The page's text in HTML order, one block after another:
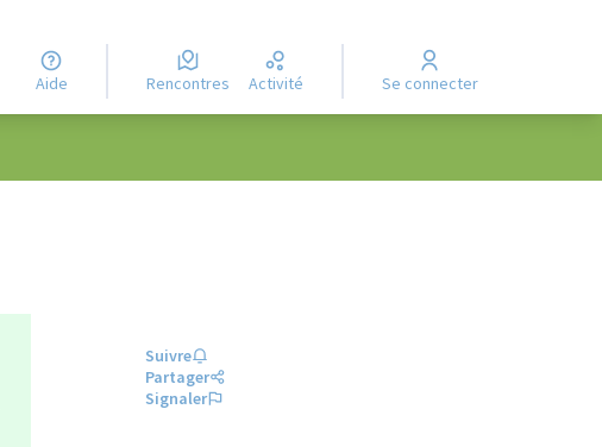
Aide Rencontres Activité Se connecter
Suivre
Partager
Signaler